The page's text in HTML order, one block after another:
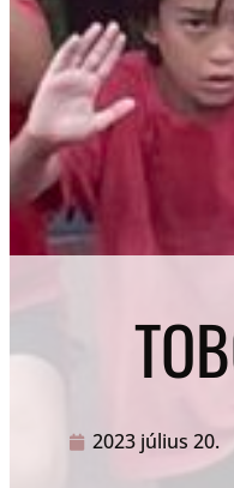
2023 július 20.